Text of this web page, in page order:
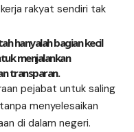
rakyat sendiri tak
hanyalah bagian kecil
menjalankan
transparan.
pejabat untuk saling
menyelesaikan
di dalam negeri.